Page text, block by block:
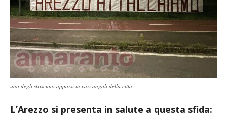
uno degli striscioni apparsi in vari angoli della città
L’Arezzo si presenta in salute a questa sfida: